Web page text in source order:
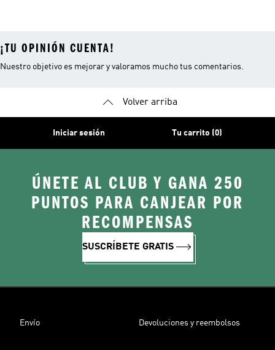
¡TU OPINIÓN CUENTA!
Nuestro objetivo es mejorar y valoramos mucho tus comentarios.
Volver arriba
Iniciar sesión Tu carrito (0)
ÚNETE AL CLUB Y GANA 250
PUNTOS PARA CANJEAR POR
RECOMPENSAS
SUSCRÍBETE GRATIS
Envío Devoluciones y reembolsos